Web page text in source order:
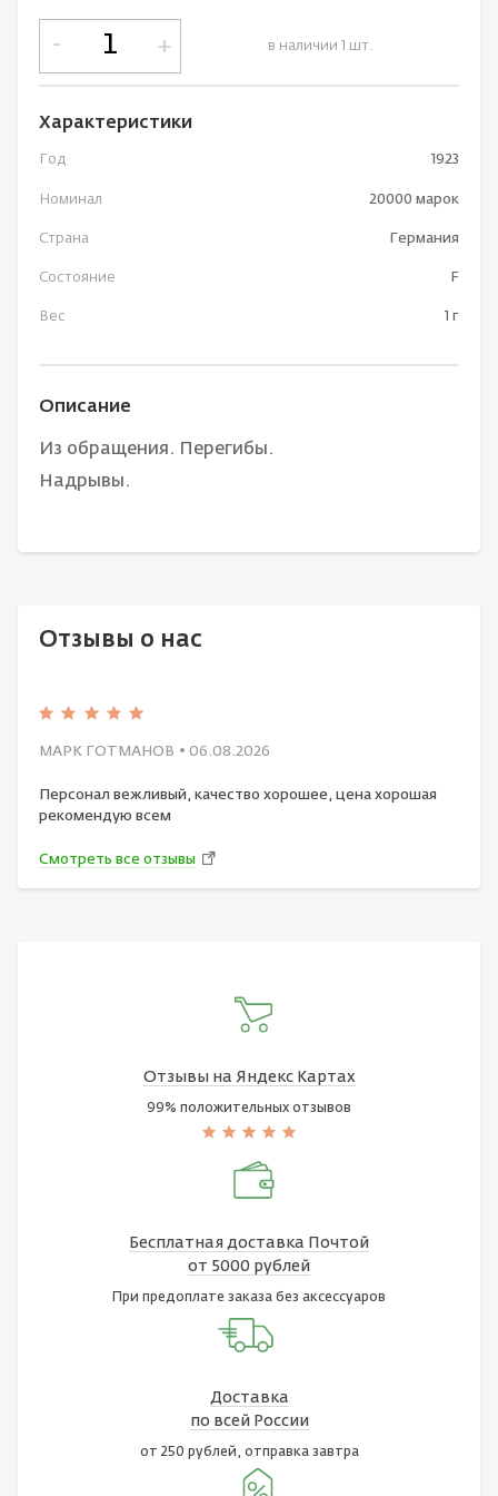
в наличии 1 шт.
- +
Характеристики
Год 1923
Номинал 20000 марок
Страна Германия
Состояние F
Вес 1 г
Описание
Из обращения. Перегибы.
Надрывы.
Отзывы о нас
МАРК ГОТМАНОВ • 06.08.2026
Персонал вежливый, качество хорошее, цена хорошая
рекомендую всем
Смотреть все отзывы
Отзывы на Яндекс Картах
99% положительных отзывов
Бесплатная доставка Почтой
от 5000 рублей
При предоплате заказа без аксессуаров
Доставка
по всей России
от 250 рублей, отправка завтра